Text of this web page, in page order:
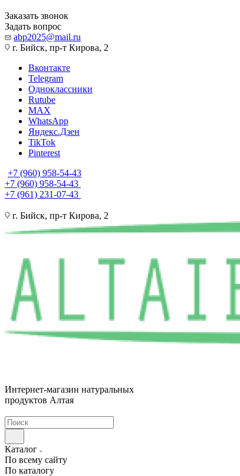
Заказать звонок
Задать вопрос
abp2025@mail.ru
г. Бийск, пр-т Кирова, 2
Вконтакте
Telegram
Одноклассники
Rutube
MAX
WhatsApp
Яндекс.Дзен
TikTok
Pinterest
+7 (960) 958-54-43
+7 (960) 958-54-43
+7 (961) 231-07-43
г. Бийск, пр-т Кирова, 2
Интернет-магазин натуральных
продуктов Алтая
Каталог
По всему сайту
По каталогу